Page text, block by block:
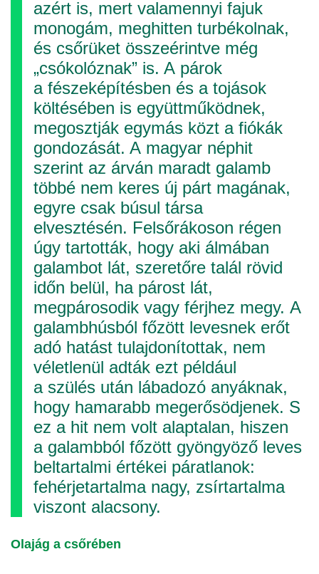
azért is, mert valamennyi fajuk
monogám, meghitten turbékolnak,
és csőrüket összeérintve még
„csókolóznak” is. A párok
a fészeképítésben és a tojások
költésében is együttműködnek,
megosztják egymás közt a fiókák
gondozását. A magyar néphit
szerint az árván maradt galamb
többé nem keres új párt magának,
egyre csak búsul társa
elvesztésén. Felsőrákoson régen
úgy tartották, hogy aki álmában
galambot lát, szeretőre talál rövid
időn belül, ha párost lát,
megpárosodik vagy férjhez megy. A
galambhúsból főzött levesnek erőt
adó hatást tulajdonítottak, nem
véletlenül adták ezt például
a szülés után lábadozó anyáknak,
hogy hamarabb megerősödjenek. S
ez a hit nem volt alaptalan, hiszen
a galambból főzött gyöngyöző leves
bel­tar­talmi értékei páratlanok:
fehérjetartalma nagy, zsírtartalma
viszont alacsony.
Olajág a csőrében